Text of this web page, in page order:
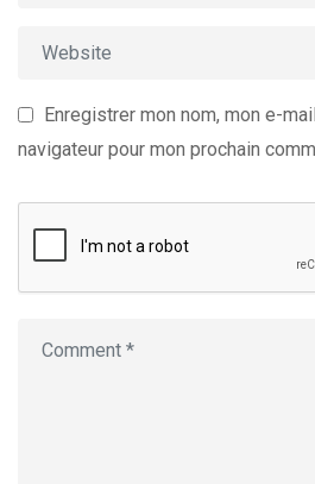
Enregistrer mon nom, mon e-
navigateur pour mon prochain